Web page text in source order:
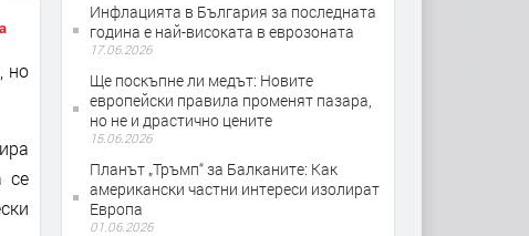
но
се
Инфлацията в България за последната
година е най-високата в еврозоната
17.06.2026
Ще поскъпне ли медът: Новите
европейски правила променят пазара,
но не и драстично цените
15.06.2026
Планът „Тръмп“ за Балканите: Как
американски частни интереси изолират
Европа
01.06.2026